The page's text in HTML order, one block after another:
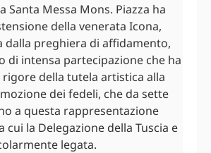
Santa Messa Mons. Piazza ha
della venerata Icona,
dalla preghiera di affidamento,
di intensa partecipazione che ha
della tutela artistica alla
dei fedeli, che da sette
a questa rappresentazione
cui la Delegazione della Tuscia e
legata.